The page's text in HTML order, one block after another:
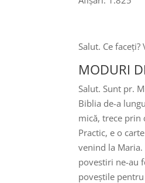
Salut. Ce
MODURI
Salut. Sunt pr.
Biblia de-a
mică, trece prin
Practic, e o
venind la
povestiri ne-au
poveștile